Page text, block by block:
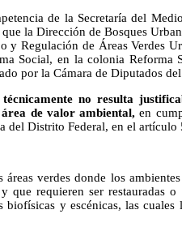
de la Secretaría del
la Dirección de Bosques
y Regulación de Áreas Verdes
Social, en la colonia Reforma
por la Cámara de Diputados
técnicamente no resulta
de valor ambiental, en
del Distrito Federal, en el artículo
áreas verdes donde los
que requieren ser restauradas
biofísicas y escénicas, las